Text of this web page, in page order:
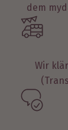
dem
Wir